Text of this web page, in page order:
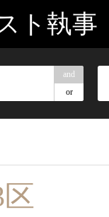
ト執事
and
or